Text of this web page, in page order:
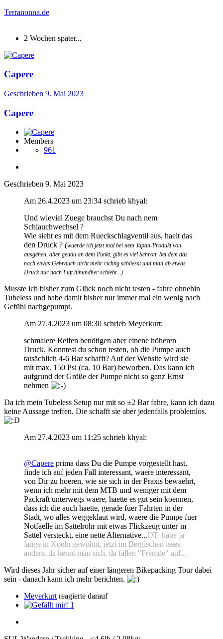
Terranonna.de
2 Wochen später...
Capere
Geschrieben 9. Mai 2023
Capere
Members
961
Geschrieben 9. Mai 2023
Am 26.4.2023 um 23:34 schrieb khyal:
Und wieviel Zuege brauchst Du nach nem
Schlauchwechsel ?
Wie sieht es mit dem Rueckschlagventil aus, haelt das
den Druck ? (wuerde ich jetzt mal bei nem Japan-Produkt von
ausgehen, aber genau an dem Punkt, gibt es viel Schrott, bei dem das
nach etwas Gebrauch nicht mehr richtig schliesst und man ab etwas
Druck nur noch Luft hinundher schiebt...)
Musste ich bisher zum Glück noch nicht testen - fahre ohnehin
Tubeless und habe damit bisher nur immer mal ein wenig nach
Gefühl nachgepumpt.
Am 27.4.2023 um 08:30 schrieb Meyerkurt:
schmalere Reifen benötigen aber einene höheren
Druck. Konntest du schon testen, ob die Pumpe auch
tatsächlich 4-6 Bar schafft? Auf der Website wird sie
mit max. 150 Psi (ca. 10 Bar) beworben. Das kann ich
aufgrund der Größe der Pumpe nicht so ganz Ernst
nehmen
Da ich mein Tubeless Setup nur mit so ±2 Bar fahre, kann ich dazu
keine Aussage treffen. Die schafft sie aber jedenfalls problemlos.
Am 27.4.2023 um 11:25 schrieb khyal:
@Capere prima dass Du die Pumpe vorgestellt hast,
finde ich auf jeden Fall interessant, waere interessant,
von Dir zu hoeren, wie sie sich in der Praxis bewaehrt,
wenn ich mehr mit dem MTB und weniger mit dem
Packraft unterwegs waere, haette es gut sein koennen,
dass ich die auch haette, gerade fuer Fahrten in der
Stadt, wo alles weggeklaut wird, waere die Pumpe fuer
Notfaelle im Sattelrohr mit etwas Flickzeug unter´m
Sattel versteckt, eine nette Alternative...OT: habe ja
lange in Koeln gewohnt, jetzt im Bergischen isses
anders, da kennt man sich, da fallen "Fremde" auf...
Wird dieses Jahr sicher auf einer längeren Bikepacking Tour dabei
sein - danach kann ich mehr berichten.
Meyerkurtreagierte darauf
1